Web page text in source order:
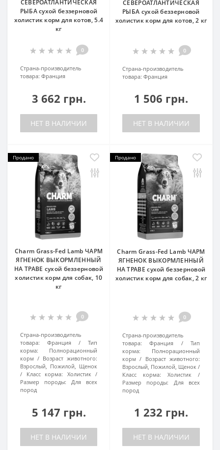
СЕВЕРОАТЛАНТИЧЕСКАЯ
РЫБА сухой беззерновой
холистик корм для котов, 5.4
кг
0
Страна-производитель
товара: Франция
3 662 грн.
НЕТ В НАЛИЧИИ
СЕВЕРОАТЛАНТИЧЕСКАЯ
РЫБА сухой беззерновой
холистик корм для котов, 2 кг
0
Страна-производитель
товара: Франция
1 506 грн.
НЕТ В НАЛИЧИИ
Продано
Charm Grass-Fed Lamb ЧАРМ
ЯГНЕНОК ВЫКОРМЛЕННЫЙ
НА ТРАВЕ сухой беззерновой
холистик корм для собак, 10
кг
0
Страна-производитель
товара:
Франция
Тип
корма:
Полнорационный
корм
Возраст животного:
Взрослый, Пожилой, Щенок
Класс корма:
Холистик
Размер породы:
Для всех
пород
5 147 грн.
НЕТ В НАЛИЧИИ
Продано
Charm Grass-Fed Lamb ЧАРМ
ЯГНЕНОК ВЫКОРМЛЕННЫЙ
НА ТРАВЕ сухой беззерновой
холистик корм для собак, 2 кг
0
Страна-производитель
товара:
Франция
Тип
корма:
Полнорационный
корм
Возраст животного:
Взрослый, Пожилой, Щенок
Класс корма:
Холистик
Размер породы:
Для всех
пород
1 232 грн.
НЕТ В НАЛИЧИИ